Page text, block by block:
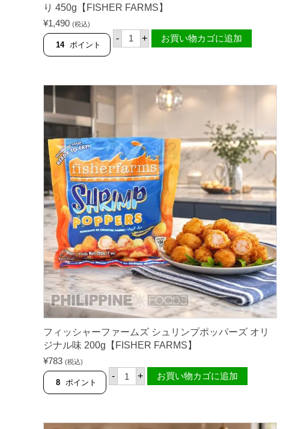
り 450g【FISHER FARMS】
¥1,490 (税込)
14 ポイント
- フ
ィ
ス
モ
ー
ク
バ
ゴ
ス
骨
な
し
3
匹
入
り
4
5
0
g
【
F
I
S
H
R
F
+ お買い物カゴに追加
フィッシャーファームズ シュリンプポッパーズ オリ
ジナル味 200g【FISHER FARMS】
¥783 (税込)
8 ポイント
- フ
ィ
+ お買い物カゴに追加